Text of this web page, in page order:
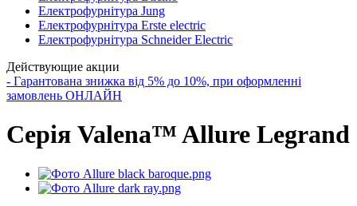
Електрофурнітура Jung
Електрофурнітура Erste electric
Електрофурнітура Schneider Electric
Действующие акции
- Гарантована знижка від 5% до 10%, при оформленні
замовлень ОНЛАЙН
Серія Valena™ Allure Legrand